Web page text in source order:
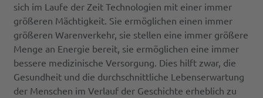
sich im Laufe der Zeit Technologien mit einer immer
größeren Mächtigkeit. Sie ermöglichen einen immer
größeren Warenverkehr, sie stellen eine immer größere
Menge an Energie bereit, sie ermöglichen eine immer
bessere medizinische Versorgung. Dies hilft zwar, die
Gesundheit und die durchschnittliche Lebenserwartung
der Menschen im Verlauf der Geschichte erheblich zu